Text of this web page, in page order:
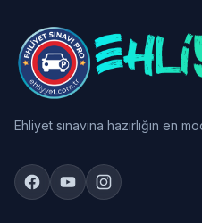
Ehliyet sınavına hazırlığın en